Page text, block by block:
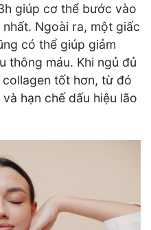
giúp cơ thể bước vào
Ngoài ra, một giấc
có thể giúp giảm
thông máu. Khi ngủ đủ
tốt hơn, từ đó
hạn chế dấu hiệu lão